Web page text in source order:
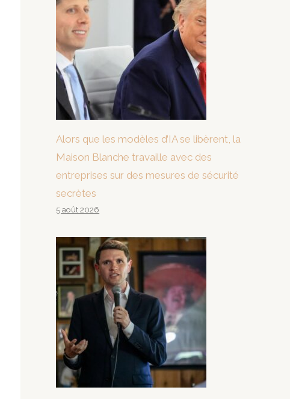
Alors que les modèles d’IA se libèrent, la
Maison Blanche travaille avec des
entreprises sur des mesures de sécurité
secrètes
5 août 2026